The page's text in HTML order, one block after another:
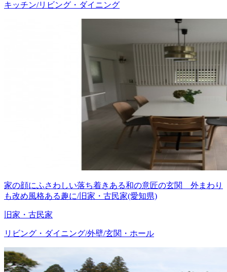
キッチン/リビング・ダイニング
家の顔にふさわしい落ち着きある和の意匠の玄関 外まわり
も改め風格ある趣に/旧家・古民家(愛知県)
旧家・古民家
リビング・ダイニング/外壁/玄関・ホール